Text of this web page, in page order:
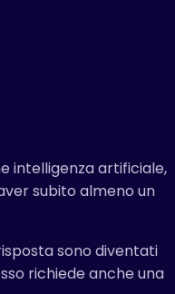
intelligenza artificiale,
subito almeno un
sono diventati
richiede anche una